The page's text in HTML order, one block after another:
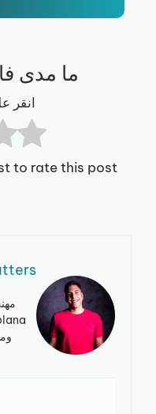
ما مدى
انقر
to rate this post.